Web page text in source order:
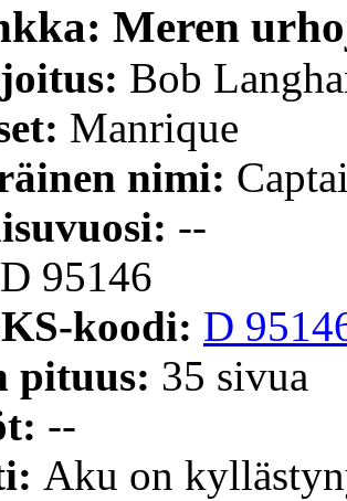
Meren
Bob
Manrique
nimi:
--
D 95146
koodi: D
pituus: 35 sivua
--
Aku on